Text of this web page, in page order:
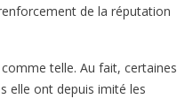
de la réputation
telle. Au fait, certaines
elle ont depuis imité les